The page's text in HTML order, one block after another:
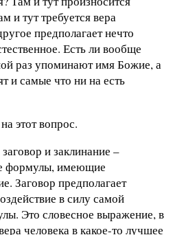
и тут требуется вера
предполагает нечто
Есть ли вообще
раз упоминают имя Божие, а
и самые что ни на есть
этот вопрос.
и заклинание –
формулы, имеющие
Заговор предполагает
в силу самой
Это словесное выражение, в
человека в какое-то лучшее